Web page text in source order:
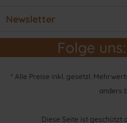
Newsletter
Folge uns:
* Alle Preise inkl. gesetzl.
anders
Diese Seite ist geschützt